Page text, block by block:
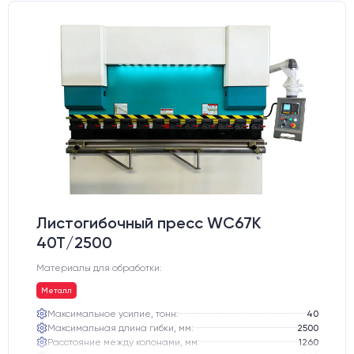
Листогибочный пресс WС67K
40T/2500
Материалы для обработки:
Металл
Максимальное усилие, тонн:
40
Максимальная длина гибки, мм:
2500
Расстояние между колонами, мм:
1260